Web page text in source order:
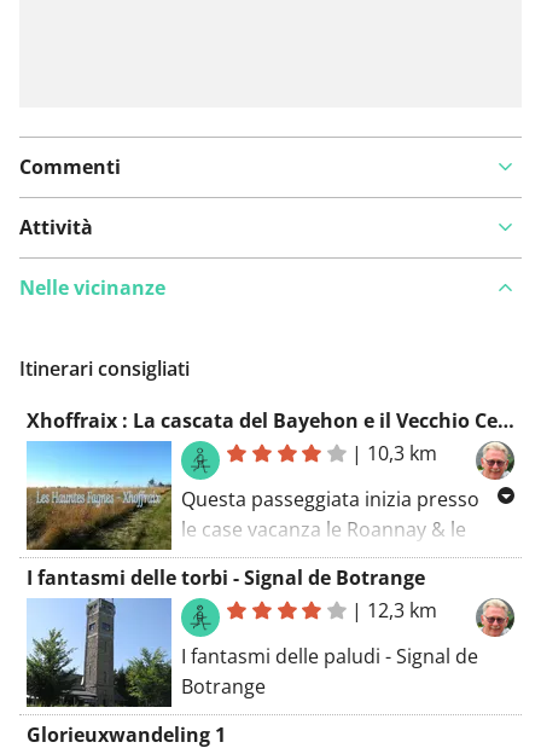
Commenti
Attività
Nelle vicinanze
Itinerari consigliati
Xhoffraix : La cascata del Bayehon e il Vecchio Cerrone ± 11 km
| 10,3 km
Questa passeggiata inizia presso
le case vacanza le Roannay & le
Périgny della famiglia Lodomez
("vakantiehuis.be"). Bellissimi chalet
arredati con gusto alla fine di una
stradina senza uscita a Xhoffraix.
Questa passeggiata si basa in parte
sulla mappa escursionistica
dell'Ufficio Turistico di Xhoffraix
I fantasmi delle torbi - Signal de Botrange
| 12,3 km
I fantasmi delle paludi - Signal de
Botrange
Glorieuxwandeling 1